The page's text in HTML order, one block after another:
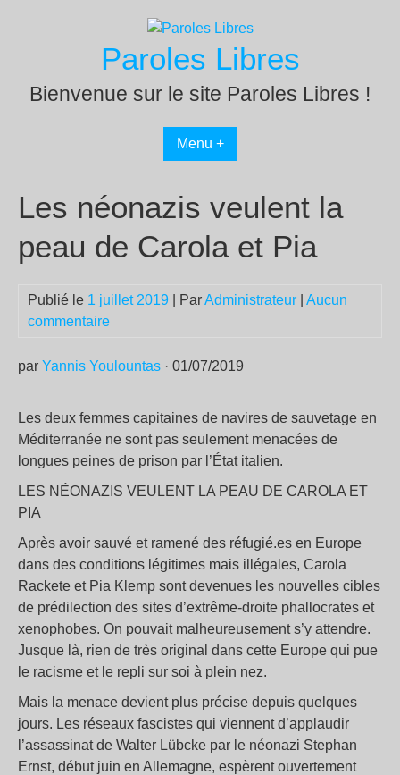
Paroles Libres
Bienvenue sur le site Paroles Libres !
Menu +
Les néonazis veulent la
peau de Carola et Pia
Publié le 1 juillet 2019 | ParAdministrateur
Aucun
commentaire
par Yannis Youlountas · 01/07/2019
Les deux femmes capitaines de navires de sauvetage en
Méditerranée ne sont pas seulement menacées de
longues peines de prison par l’État italien.
LES NÉONAZIS VEULENT LA PEAU DE CAROLA ET
PIA
Après avoir sauvé et ramené des réfugié.es en Europe
dans des conditions légitimes mais illégales, Carola
Rackete et Pia Klemp sont devenues les nouvelles cibles
de prédilection des sites d’extrême-droite phallocrates et
xenophobes. On pouvait malheureusement s’y attendre.
Jusque là, rien de très original dans cette Europe qui pue
le racisme et le repli sur soi à plein nez.
Mais la menace devient plus précise depuis quelques
jours. Les réseaux fascistes qui viennent d’applaudir
l’assassinat de Walter Lübcke par le néonazi Stephan
Ernst, début juin en Allemagne, espèrent ouvertement